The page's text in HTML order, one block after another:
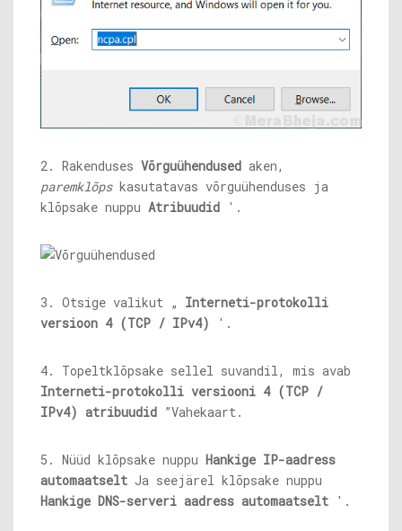
2. Rakenduses Võrguühendused aken,
paremklõpskasutatavas võrguühenduses ja
klõpsake nuppu Atribuudid '.
3. Otsige valikut „ Interneti-protokolli
versioon 4 (TCP / IPv4)
'.
4. Topeltklõpsake sellel suvandil, mis avab
Interneti-protokolli versiooni 4 (TCP /
IPv4) atribuudid ”Vahekaart.
5. Nüüd klõpsake nuppu Hankige IP-aadress
automaatselt Ja seejärel klõpsake nuppu
Hankige DNS-serveri aadress automaatselt '.